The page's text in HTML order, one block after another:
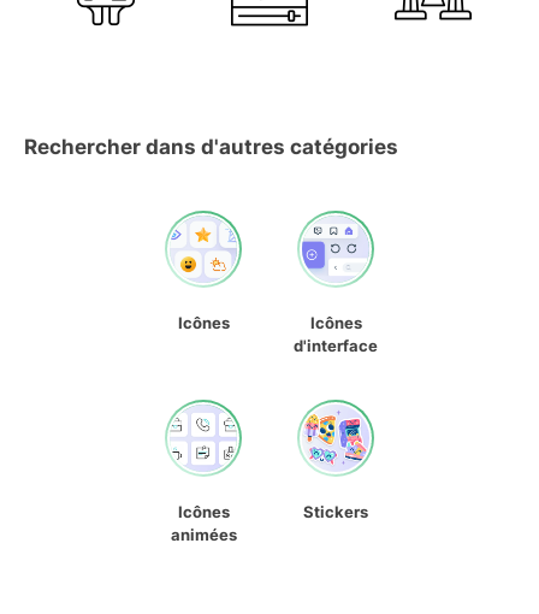
Rechercher dans d'autres catégories
Icônes
Icônes
d'interface
Icônes
animées
Stickers